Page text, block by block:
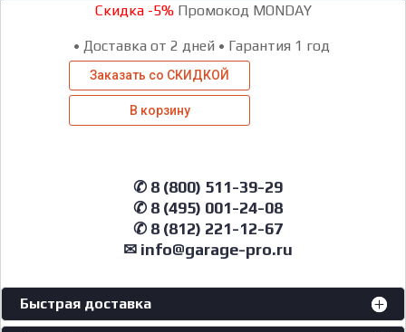
Скидка -5%Промокод MONDAY
• Доставка от 2 дней • Гарантия 1 год
Заказать со СКИДКОЙ
В корзину
✆ 8 (800) 511-39-29
✆ 8 (495) 001-24-08
✆ 8 (812) 221-12-67
✉ info@garage-pro.ru
Быстрая доставка